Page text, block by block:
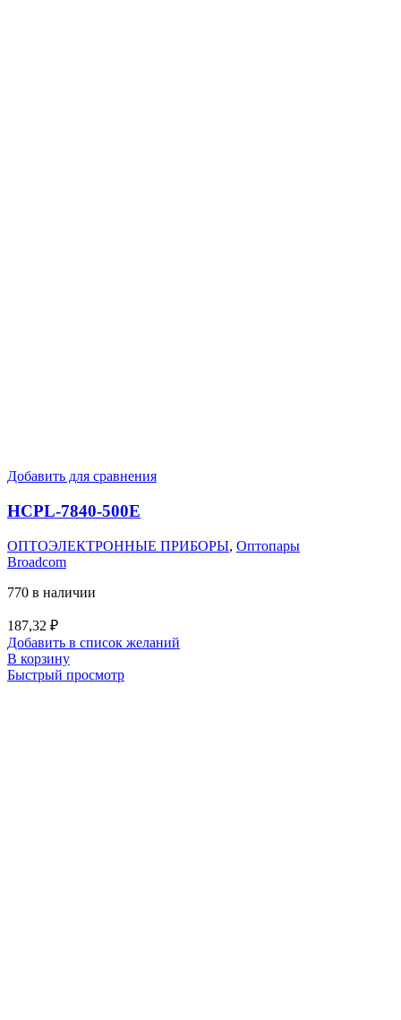
Добавить для сравнения
HCPL-7840-500E
ОПТОЭЛЕКТРОННЫЕ ПРИБОРЫ, Оптопары
Broadcom
770 в наличии
187,32 ₽
Добавить в список желаний
В корзину
Быстрый просмотр